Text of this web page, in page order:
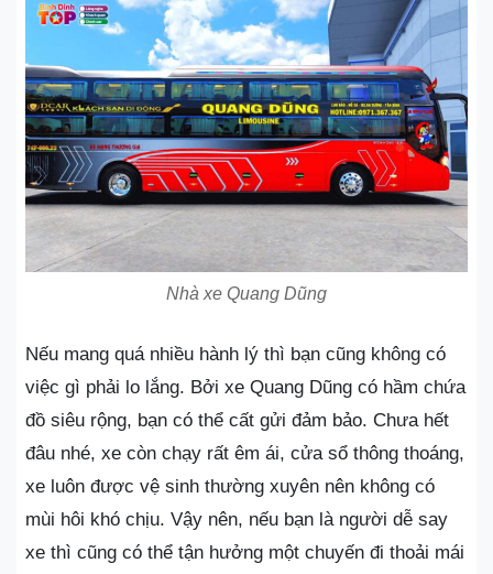
Nhà xe Quang Dũng
Nếu mang quá nhiều hành lý thì bạn cũng không có
việc gì phải lo lắng. Bởi xe Quang Dũng có hầm chứa
đồ siêu rộng, bạn có thể cất gửi đảm bảo. Chưa hết
đâu nhé, xe còn chạy rất êm ái, cửa sổ thông thoáng,
xe luôn được vệ sinh thường xuyên nên không có
mùi hôi khó chịu. Vậy nên, nếu bạn là người dễ say
xe thì cũng có thể tận hưởng một chuyến đi thoải mái